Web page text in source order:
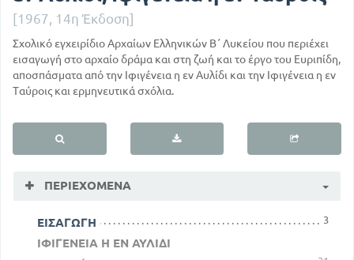
[1967, 14η Έκδοση]
Σχολικό εγχειρίδιο Αρχαίων Ελληνικών Β΄ Λυκείου που περιέχει
εισαγωγή στο αρχαίο δράμα και στη ζωή και το έργο του Ευριπίδη,
αποσπάσματα από την Ιφιγένεια η εν Αυλίδι και την Ιφιγένεια η εν
Ταύροις και ερμηνευτικά σχόλια.
ΠΕΡΙΕΧΌΜΕΝΑ
ΕΙΣΑΓΩΓΗ 3
ΙΦΙΓΕΝΕΙΑ Η ΕΝ ΑΥΛΙΔΙ